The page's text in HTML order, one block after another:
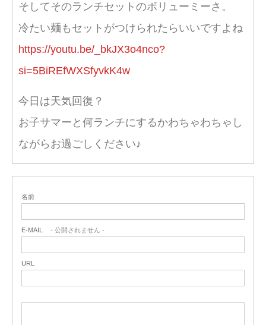
そしてそのランチセットのボリューミーさ。
冷たい麺もセットがつけられたらいいですよね
https://youtu.be/_bkJX3o4nco?
si=5BiREfWXSfyvkK4w
今日は天気回復？
お子サマーと何ランチにするかわちゃわちゃし
ながらお過ごしください♪
名前
E-MAIL - 公開されません -
URL